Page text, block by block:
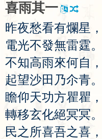
喜雨其一
昨夜愁看有爛星 ，
電光不發無雷霆。
不知高雨來何自 ，
起望沙田 乃尒青。
瞻仰天功方瞿瞿 ，
轉移玄化絕冥冥。
民之所喜吾之喜 ，